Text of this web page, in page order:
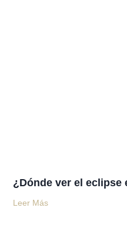
¿Dónde ver el eclipse
Leer Más